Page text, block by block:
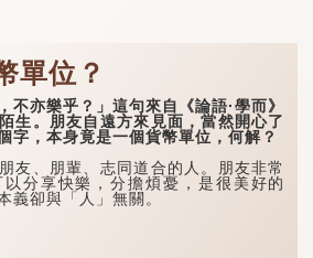
單位？
亦樂乎？」這句來自《論語·學而》
生。朋友自遠方來見面，當然開心了
字，本身竟是一個貨幣單位，何解？
、朋輩、志同道合的人。朋友非常
分享快樂，分擔煩憂，是很美好的
義卻與「人」無關。